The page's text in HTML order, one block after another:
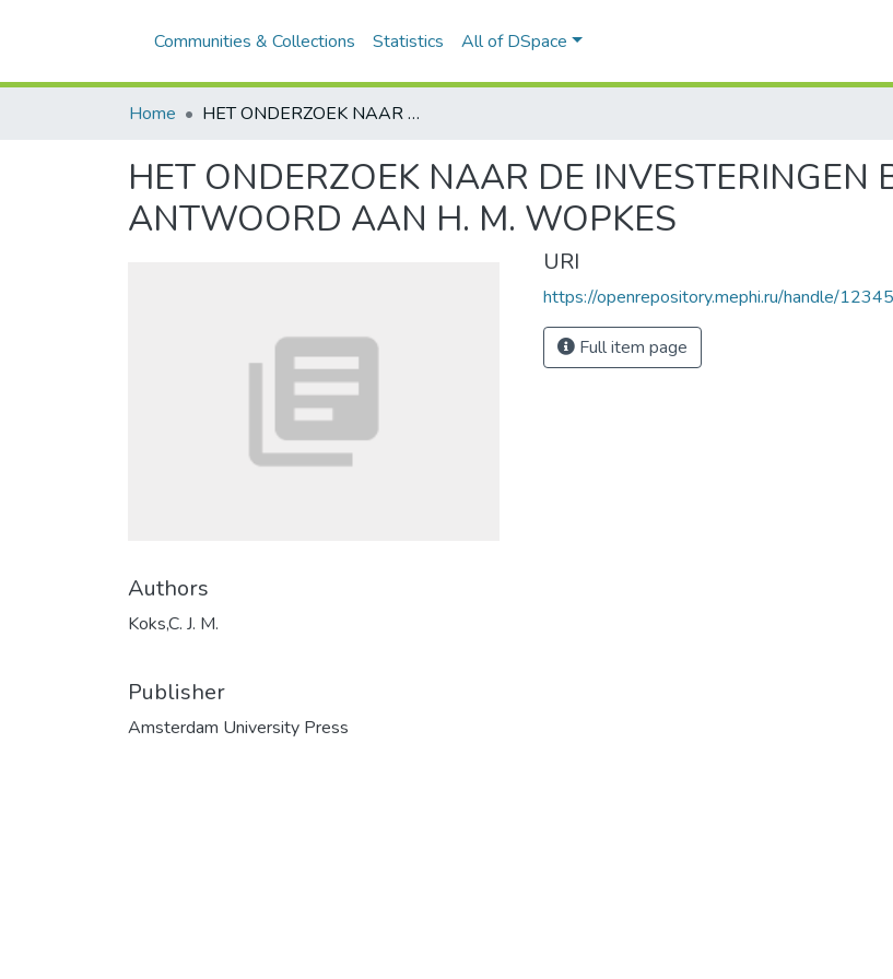
Communities & Collections Statistics All of DSpace
Home HET ONDERZOEK NAAR DE INVESTERINGEN BIJ ALPHA N.V. ANTWOORD AAN H. M. WOPKES
HET ONDERZOEK NAAR DE INVESTERINGEN
ANTWOORD AAN H. M. WOPKES
Authors
Koks,C. J. M.
Publisher
Amsterdam University Press
URI
https://openrepository.mephi.ru/handle/
Full item page